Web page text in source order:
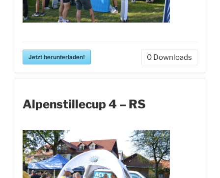
Jetzt herunterladen! 0 Downloads
Alpenstillecup 4 – RS